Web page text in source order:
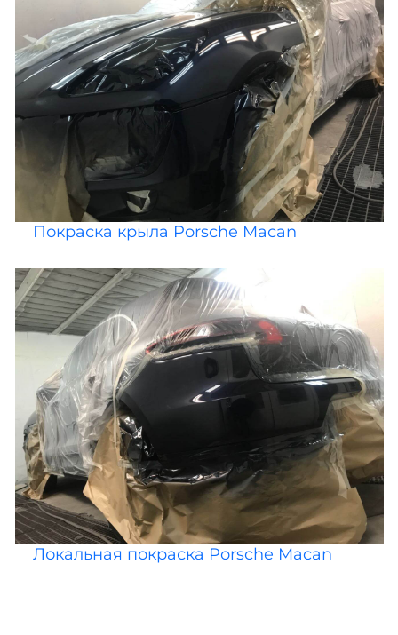
Покраска крыла Porsche Macan
Локальная покраска Porsche Macan